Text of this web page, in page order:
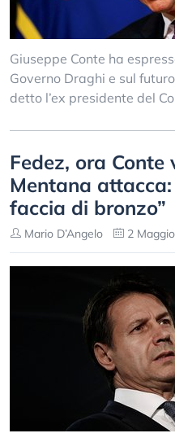
Giuseppe Conte ha
Governo Draghi e sul
detto l’ex presidente del
Fedez, ora
Mentana
faccia di bronzo”
Mario D’Angelo 2